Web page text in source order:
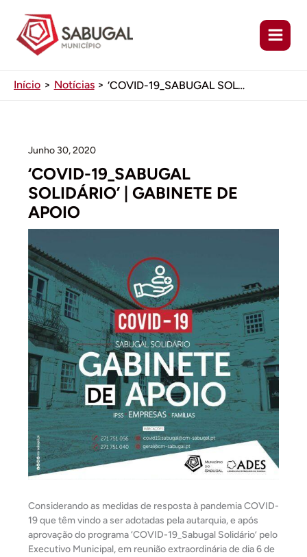
conteúdo
Início Notícias ‘COVID-19_SABUGAL SOLIDÁRIO’ | GABINETE DE APOIO
Junho 30, 2020
‘COVID-19_SABUGAL
SOLIDÁRIO’ | GABINETE DE
APOIO
Considerando as medidas de resposta à pandemia COVID-
19 que têm vindo a ser adotadas pela autarquia, e após
aprovação do programa ‘COVID-19_Sabugal Solidário’ pelo
Executivo Municipal, em reunião extraordinária de dia 6 de